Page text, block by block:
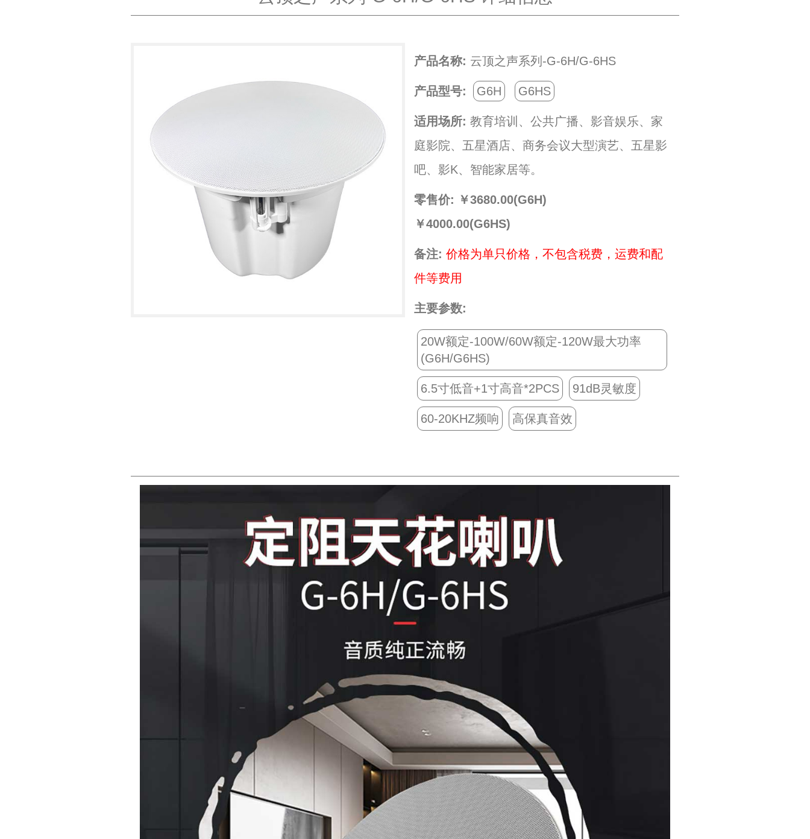
产品名称: 云顶之声系列-G-6H/G-6HS
产品型号: G6H G6HS
适用场所: 教育培训、公共广播、影音娱乐、家
庭影院、五星酒店、商务会议大型演艺、五星影
吧、影K、智能家居等。
零售价: ￥3680.00(G6H)
￥4000.00(G6HS)
备注: 价格为单只价格，不包含税费，运费和配
件等费用
主要参数:
20W额定-100W/60W额定-120W最大功率
(G6H/G6HS)
6.5寸低音+1寸高音*2PCS 91dB灵敏度
60-20KHZ频响 高保真音效